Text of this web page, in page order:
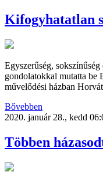
Kifogyhatatlan
Egyszerűség,
gondolatokkal mutatta be
művelődési házban
Bővebben
2020. január 28., kedd
Többen